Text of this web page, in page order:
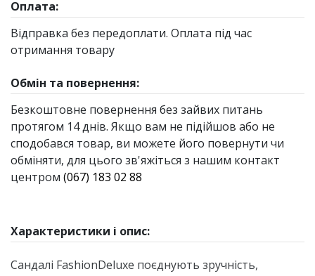
Оплата:
Відправка без передоплати. Оплата під час
отримання товару
Обмін та повернення:
Безкоштовне повернення без зайвих питань
протягом 14 днів. Якщо вам не підійшов або не
сподобався товар, ви можете його повернути чи
обміняти, для цього зв'яжіться з нашим контакт
центром (067) 183 02 88
Характеристики і опис:
Сандалі FashionDeluxe поєднують зручність,